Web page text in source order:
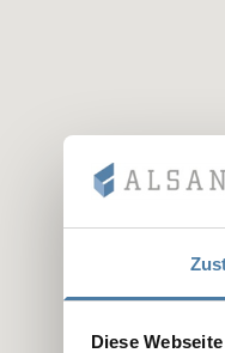
Diese